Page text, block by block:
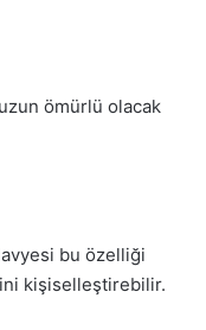
ömürlü olacak
bu özelliği
kişiselleştirebilir.